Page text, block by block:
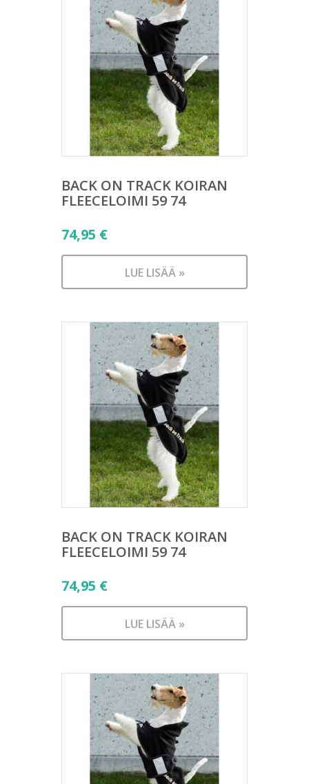
BACK ON TRACK KOIRAN
FLEECELOIMI 59 74
74,95 €
LUE LISÄÄ »
BACK ON TRACK KOIRAN
FLEECELOIMI 59 74
74,95 €
LUE LISÄÄ »